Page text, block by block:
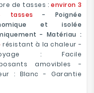
de tasses :environ 3
- Poignée
et isolée
- Matériau :
résistant à la chaleur -
: Facile
amovibles -
: Blanc - Garantie